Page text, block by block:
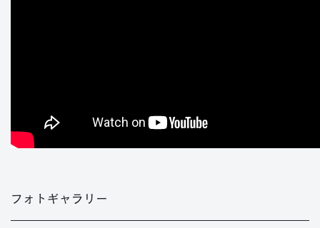
フォトギャラリー